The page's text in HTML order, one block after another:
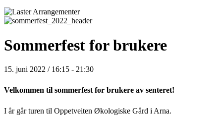
Sommerfest for brukere
15. juni 2022 / 16:15 - 21:30
Velkommen til sommerfest for brukere av senteret!
I år går turen til Oppetveiten Økologiske Gård i Arna.